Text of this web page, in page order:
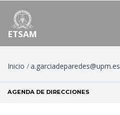
ETSAM
Ruta
de
navegación
Inicio a.garciadeparedes@upm.es
AGENDA DE DIRECCIONES